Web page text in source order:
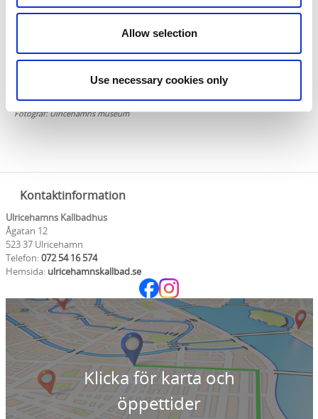
Allow selection
Use necessary cookies only
Fotograf:Ulricehamns museum
Kontaktinformation
Ulricehamns Kallbadhus
Ågatan 12
523 37 Ulricehamn
Telefon:072 54 16 574
Hemsida: ulricehamnskallbad.se
Klicka för karta och
öppettider